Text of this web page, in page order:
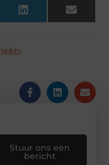
LinkedIn Email
Stuur ons een
bericht